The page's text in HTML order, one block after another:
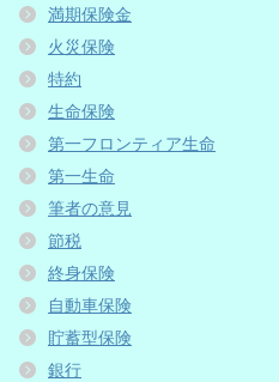
満期保険金
火災保険
特約
生命保険
第一フロンティア生命
第一生命
筆者の意見
節税
終身保険
自動車保険
貯蓄型保険
銀行